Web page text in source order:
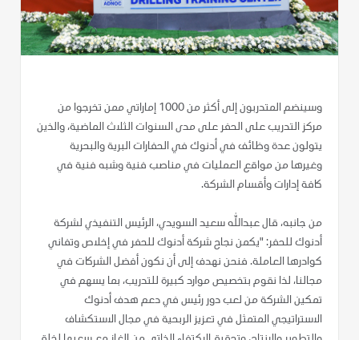
وسينضم المتدربون إلى أكثر من 1000 إماراتي ممن تخرجوا من
مركز التدريب على الحفر على مدى السنوات الثلاث الماضية، والذين
يتولون عدة وظائف في أدنوك في الحفارات البرية والبحرية
وغيرها من مواقع العمليات في مناصب فنية وشبه فنية في
كافة إدارات وأقسام الشركة.
من جانبه، قال عبدالله سعيد السويدي، الرئيس التنفيذي لشركة
أدنوك للحفر: "يكمن نجاح شركة أدنوك للحفر في إخلاص وتفاني
كوادرها العاملة. فنحن نهدف إلى أن نكون أفضل الشركات في
مجالنا، لذا نقوم بتخصيص موارد كبيرة للتدريب، بما يسهم في
تمكين الشركة من لعب دور رئيس في دعم هدف أدنوك
الاستراتيجي المتمثل في تعزيز الربحية في مجال الاستكشاف